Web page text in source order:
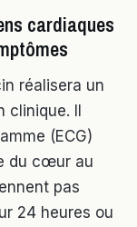
cardiaques
réalisera un
Il
(ECG)
du cœur au
pas
24 heures ou